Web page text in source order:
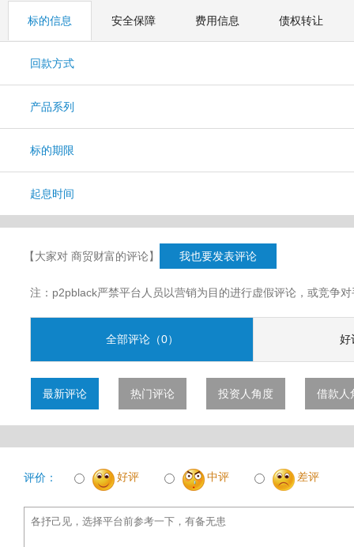
标的信息 安全保障 费用信息 债权转让
回款方式
产品系列
标的期限
起息时间
【大家对 商贸财富的评论】 我也要发表评论
注：p2pblack严禁平台人员以营销为目的进行虚假评论，或竞争
全部评论（0） 好
最新评论 热门评论 投资人角度 借款人
评价： 好评 中评 差评